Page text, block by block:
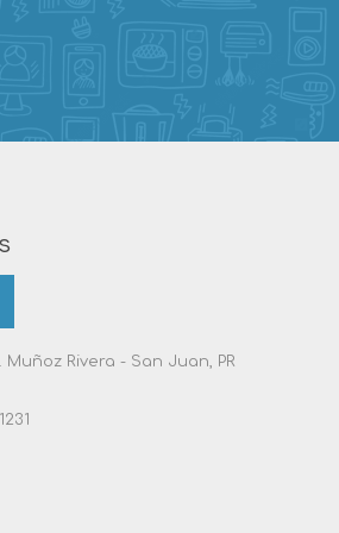
Muñoz Rivera - San Juan, PR